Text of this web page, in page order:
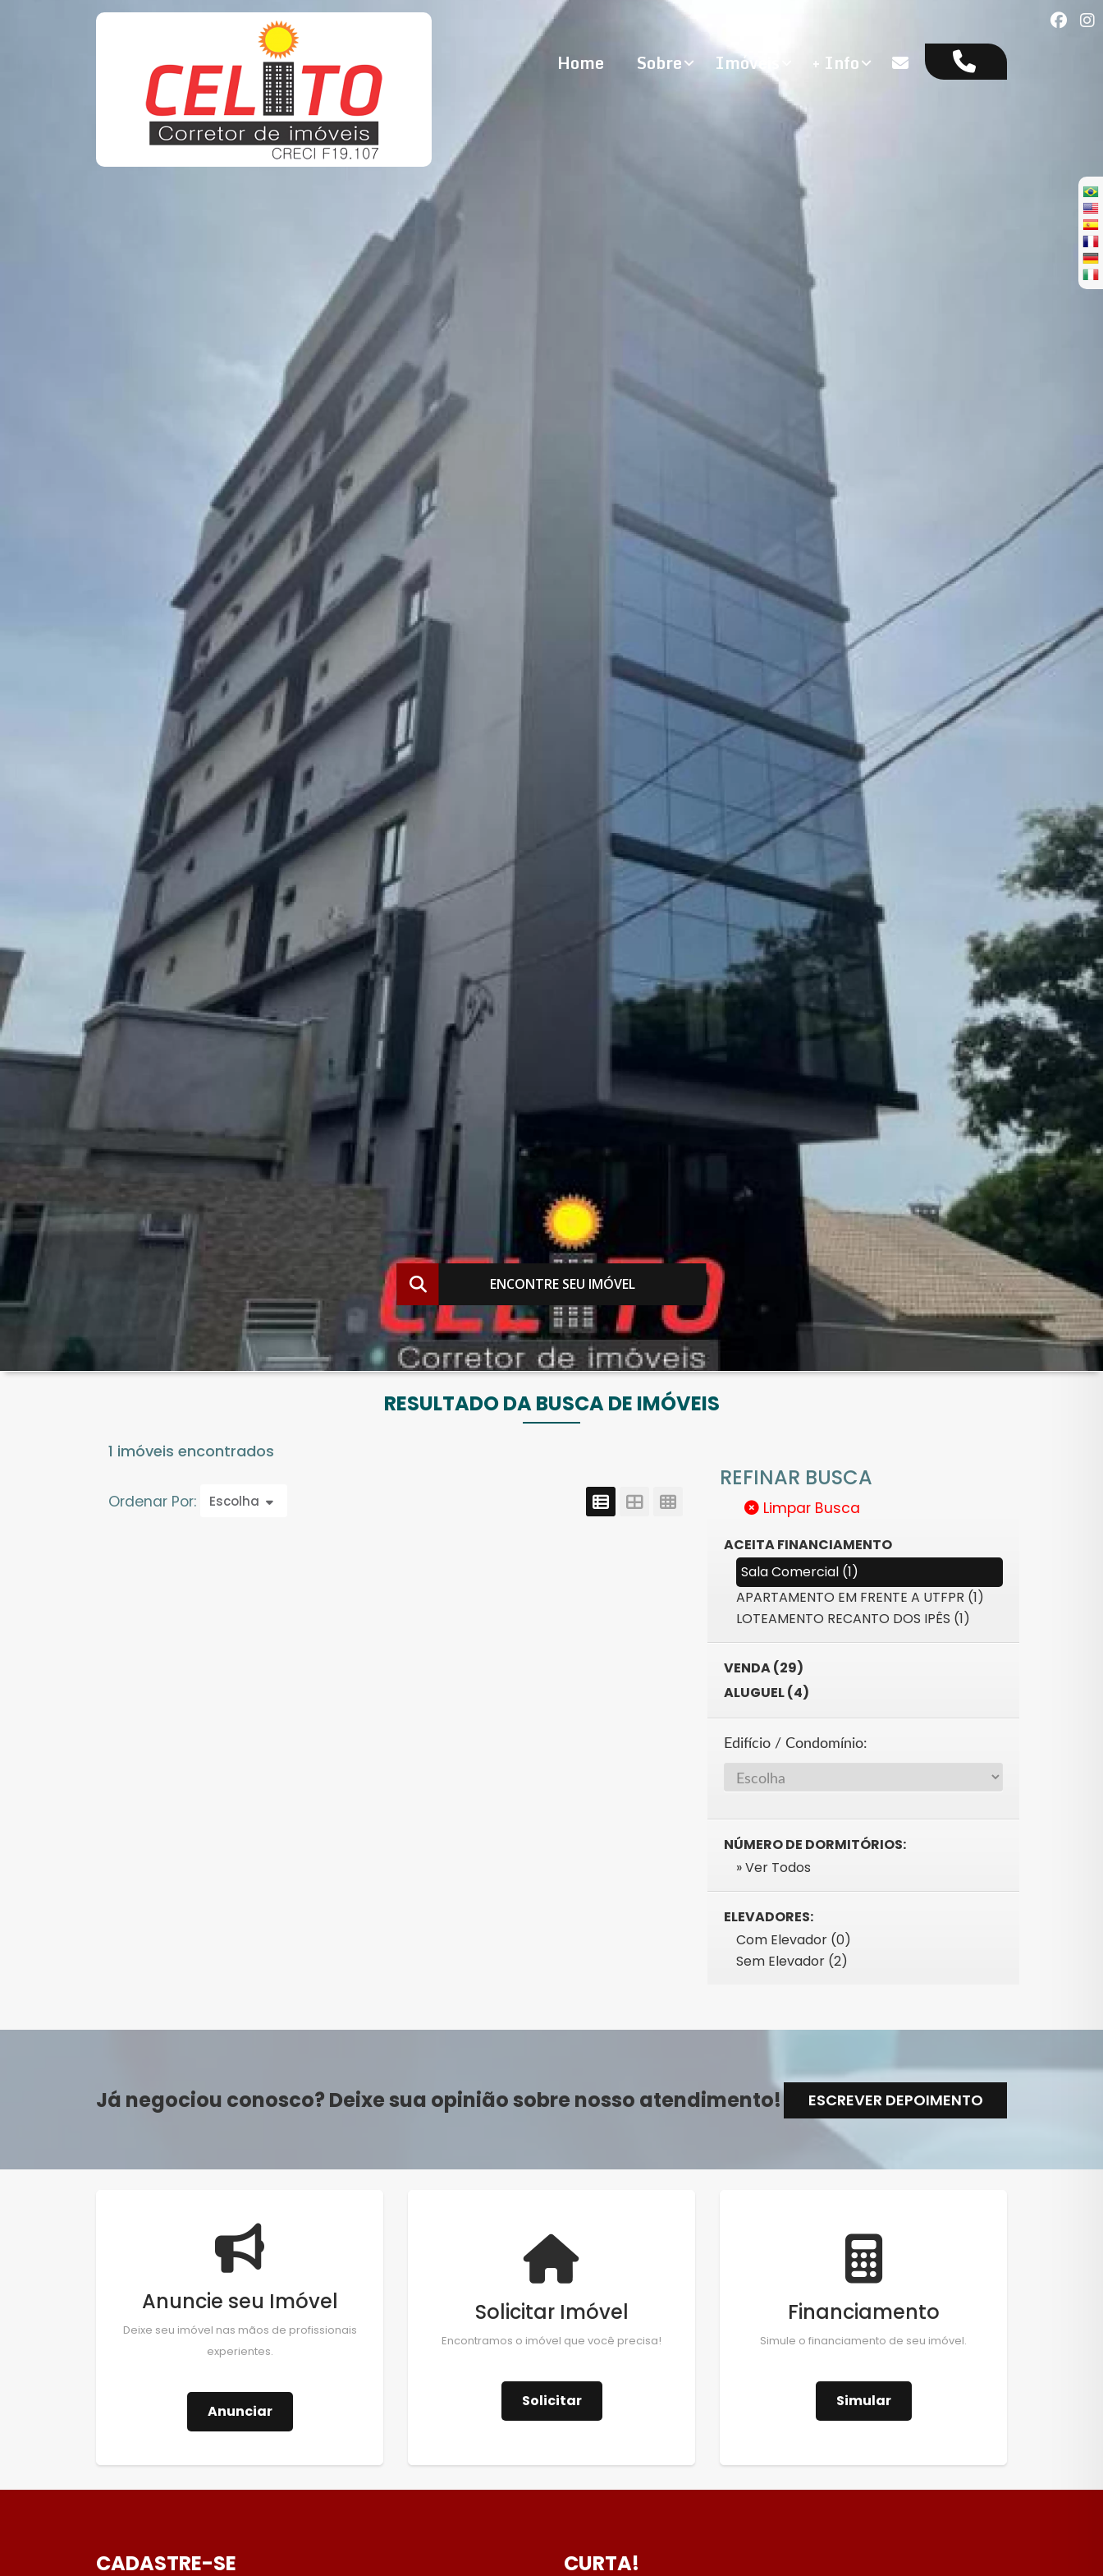
Home Sobre Imóveis + Info
ENCONTRE SEU IMÓVEL
RESULTADO DA BUSCA DE IMÓVEIS
1 imóveis encontrados
Ordenar Por: Escolha
REFINAR BUSCA
Limpar Busca
ACEITA FINANCIAMENTO
Sala Comercial (1)
APARTAMENTO EM FRENTE A UTFPR (1)
LOTEAMENTO RECANTO DOS IPÊS (1)
VENDA (29)
ALUGUEL (4)
Edifício / Condomínio:
NÚMERO DE DORMITÓRIOS:
» Ver Todos
ELEVADORES:
Com Elevador (0)
Sem Elevador (2)
Já negociou conosco? Deixe sua opinião sobre nosso atendimento! ESCREVER DEPOIMENTO
Anuncie seu Imóvel
Deixe seu imóvel nas mãos de profissionais
experientes.
Anunciar
Solicitar Imóvel
Encontramos o imóvel que você precisa!
Solicitar
Financiamento
Simule o financiamento de seu imóvel.
Simular
CADASTRE-SE CURTA!